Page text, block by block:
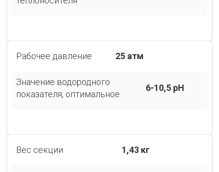
Рабочее давление 25 атм
Значение водородного
показателя, оптимальное
6-10,5 pH
Вес секции 1,43 кг